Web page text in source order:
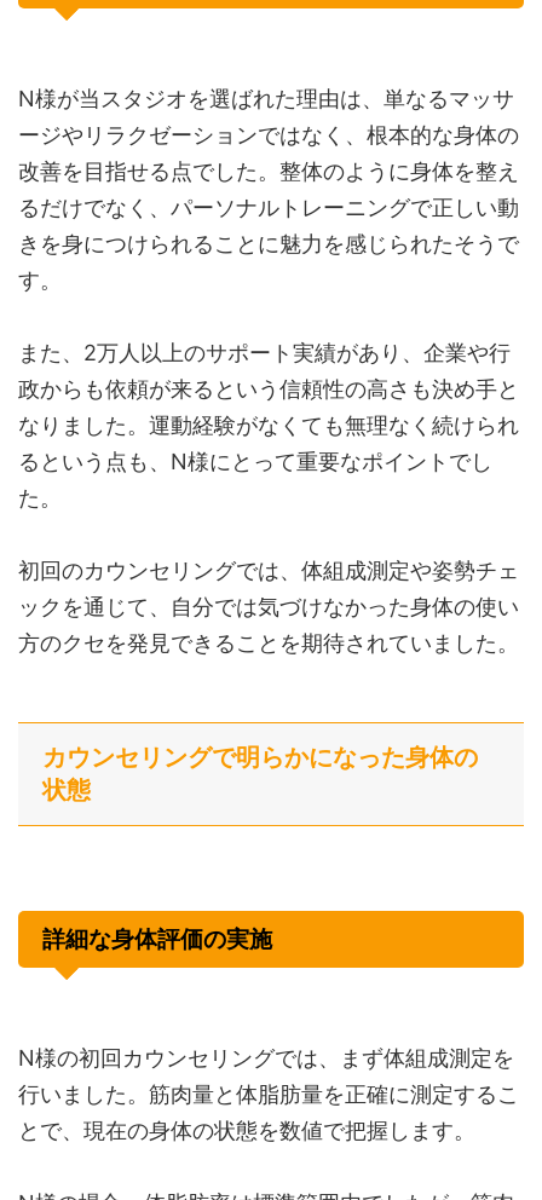
N様が当スタジオを選ばれた理由は、単なるマッサ
ージやリラクゼーションではなく、根本的な身体の
改善を目指せる点でした。整体のように身体を整え
るだけでなく、パーソナルトレーニングで正しい動
きを身につけられることに魅力を感じられたそうで
す。
また、2万人以上のサポート実績があり、企業や行
政からも依頼が来るという信頼性の高さも決め手と
なりました。運動経験がなくても無理なく続けられ
るという点も、N様にとって重要なポイントでし
た。
初回のカウンセリングでは、体組成測定や姿勢チェ
ックを通じて、自分では気づけなかった身体の使い
方のクセを発見できることを期待されていました。
カウンセリングで明らかになった身体の
状態
詳細な身体評価の実施
N様の初回カウンセリングでは、まず体組成測定を
行いました。筋肉量と体脂肪量を正確に測定するこ
とで、現在の身体の状態を数値で把握します。